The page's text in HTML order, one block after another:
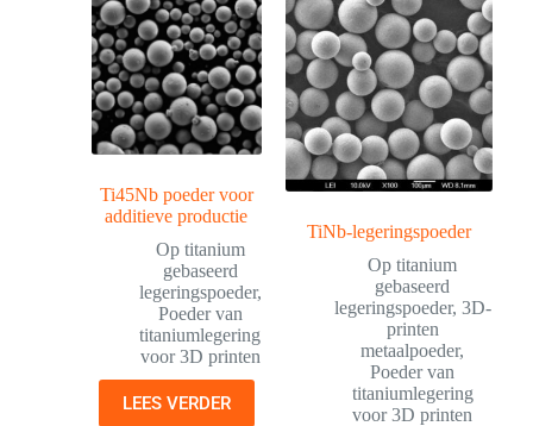
Ti45Nb poeder voor
additieve productie
Op titanium
gebaseerd
legeringspoeder,
Poeder van
titaniumlegering
voor 3D printen
LEES VERDER
TiNb-legeringspoeder
Op titanium
gebaseerd
legeringspoeder, 3D-
printen
metaalpoeder,
Poeder van
titaniumlegering
voor 3D printen